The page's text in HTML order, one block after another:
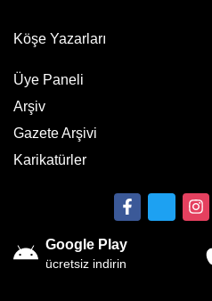
Köşe Yazarları
Üye Paneli
Arşiv
Gazete Arşivi
Karikatürler
Google Play
ücretsiz indirin